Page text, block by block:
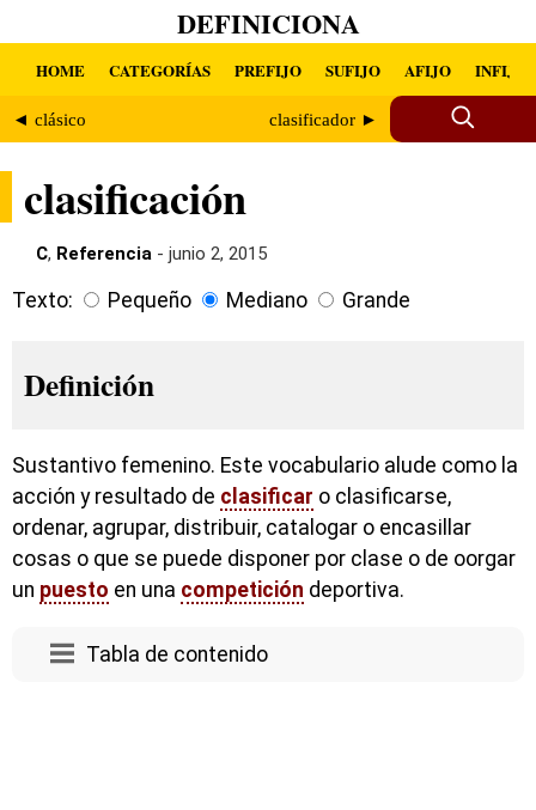
DEFINICIONA
HOME CATEGORÍAS PREFIJO SUFIJO AFIJO INFIJO
◄ clásico clasificador ►
clasificación
C, Referencia - junio 2, 2015
Texto: Pequeño Mediano Grande
Definición
Sustantivo femenino. Este vocabulario alude como la
acción y resultado de clasificar o clasificarse,
ordenar, agrupar, distribuir, catalogar o encasillar
cosas o que se puede disponer por clase o de oorgar
un puesto en una competición deportiva.
Tabla de contenido